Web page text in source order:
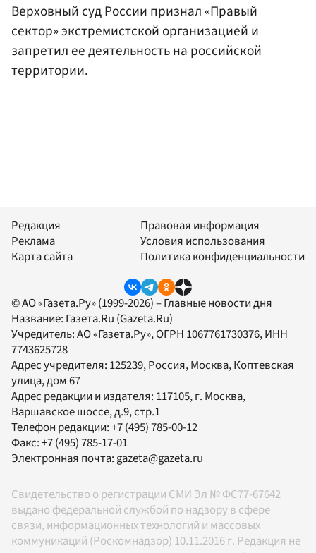
Верховный суд России признал «Правый
сектор» экстремистской организацией и
запретил ее деятельность на российской
территории.
Редакция
Реклама
Карта сайта
Правовая информация
Условия использования
Политика конфиденциальности
© АО «Газета.Ру» (1999-2026) – Главные новости дня
Название: Газета.Ru (Gazeta.Ru)
Учредитель:АО «Газета.Ру», ОГРН 1067761730376, ИНН
7743625728
Адрес учредителя: 125239, Россия, Москва, Коптевская
улица, дом 67
Адрес редакции и издателя: 117105, г. Москва,
Варшавское шоссе, д.9, стр.1
Телефон редакции:+7 (495) 785-00-12
Факс:+7 (495) 785-17-01
Электронная почта:gazeta@gazeta.ru
Свидетельство о регистрации СМИ Эл № ФС77-67642
выдано федеральной службой по надзору в сфере
связи, информационных технологий и массовых
коммуникаций (Роскомнадзор) 10.11.2016 г. Редакция не